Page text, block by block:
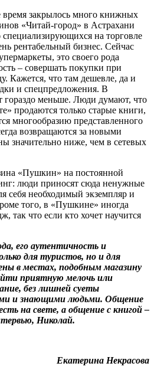
время закрылось много книжных
«Читай-город» в Астрахани
специализирующихся на торговле
рентабельный бизнес. Сейчас
это своего рода
– совершать покупки при
Кажется, что там дешевле, да и
и спецпредложения. В
гораздо меньше. Люди думают, что
продаются только старые книги,
многообразию представленного
возвращаются за новыми
значительно ниже, чем в сетевых
«Пушкин» на постоянной
люди приносят сюда ненужные
себя необходимый экземпляр и
того, в «Пушкине» иногда
так что если кто хочет научится
его аутентичность и
для туристов, но и для
в местах, подобным магазину
приятную мелочь или
без лишней суеты
и знающими людьми. Общение
на свете, а общение с книгой –
Николай.
Екатерина Некрасова